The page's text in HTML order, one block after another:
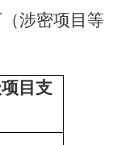
（涉密项目等
目支